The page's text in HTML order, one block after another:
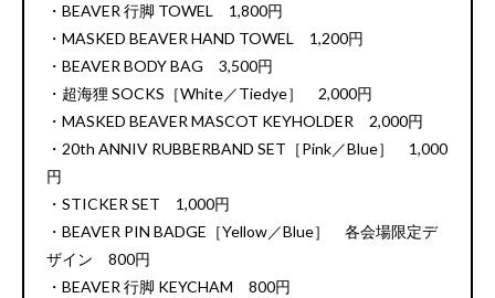
・BEAVER 行脚 TOWEL 1,800円
・MASKED BEAVER HAND TOWEL 1,200円
・BEAVER BODY BAG 3,500円
・超海狸 SOCKS［White／Tiedye］ 2,000円
・MASKED BEAVER MASCOT KEYHOLDER 2,000円
・20th ANNIV RUBBERBAND SET［Pink／Blue］ 1,000
円
・STICKER SET 1,000円
・BEAVER PIN BADGE［Yellow／Blue］ 各会場限定デ
ザイン 800円
・BEAVER 行脚 KEYCHAM 800円